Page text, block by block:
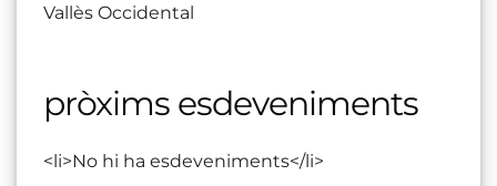
Vallès Occidental
pròxims esdeveniments
<li>No hi ha esdeveniments</li>